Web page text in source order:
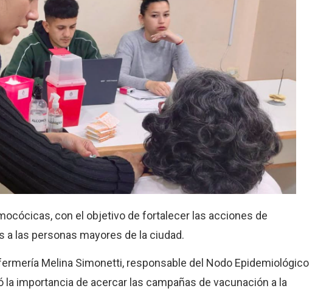
con el objetivo de fortalecer las acciones de
a las personas mayores de la ciudad.
Melina Simonetti, responsable del Nodo Epidemiológico
importancia de acercar las campañas de vacunación a la